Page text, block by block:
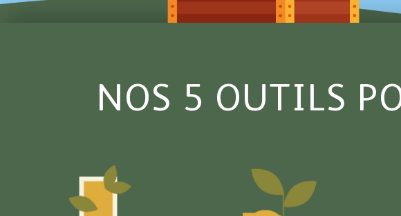
NOS 5 OUTILS